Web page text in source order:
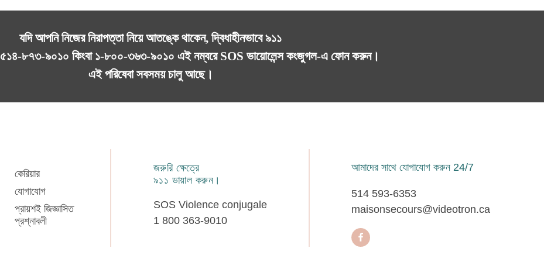
যদি আপনি নিজের নিরাপত্তা নিয়ে আতঙ্কে থাকেন, দ্বিধাহীনভাবে ৯১১
৫১৪-৮৭৩-৯০১০ কিংবা ১-৮০০-৩৬৩-৯০১০ এই নম্বরে SOS ভায়োলেন্স কংজুগল-এ ফোন করুন।
এই পরিষেবা সবসময় চালু আছে।
কেরিয়ার
যোগাযোগ
প্রায়শই জিজ্ঞাসিত
প্রশ্নাবলী
জরুরি ক্ষেত্রে
৯১১ ডায়াল করুন।
SOS Violence conjugale
1 800 363-9010
আমাদের সাথে যোগাযোগ করুন 24/7
514 593-6353
maisonsecours@videotron.ca